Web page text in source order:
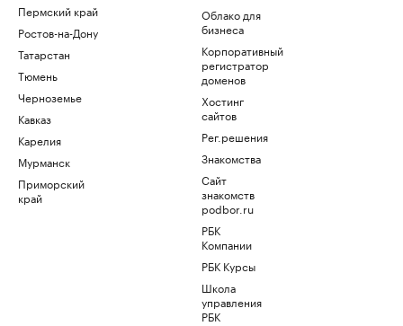
Пермский край
Ростов-на-Дону
Татарстан
Тюмень
Черноземье
Кавказ
Карелия
Мурманск
Приморский
край
Облако для
бизнеса
Корпоративный
регистратор
доменов
Хостинг
сайтов
Рег.решения
Знакомства
Сайт
знакомств
podbor.ru
РБК
Компании
РБК Курсы
Школа
управления
РБК